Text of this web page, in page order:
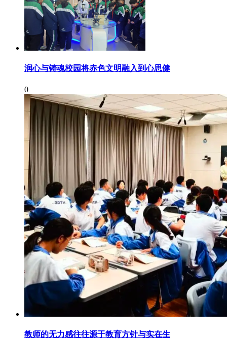
润心与铸魂校园将赤色文明融入到心思健
0
教师的无力感往往源于教育方针与实在生